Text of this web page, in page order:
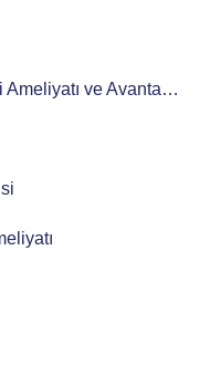
ve Avantajları